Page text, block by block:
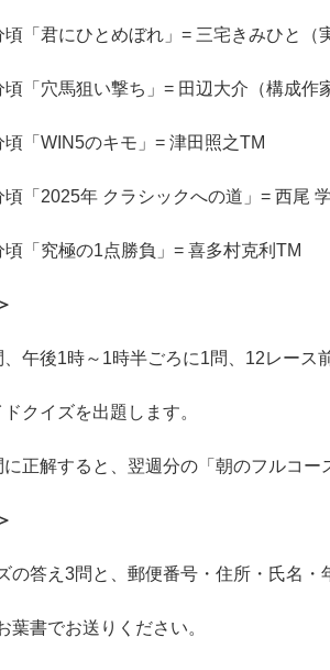
頃「君にひとめぼれ」= 三宅きみひと（
頃「穴馬狙い撃ち」= 田辺大介（構成作
頃「WIN5のキモ」= 津田照之TM
頃「2025年 クラシックへの道」= 西尾
頃「究極の1点勝負」= 喜多村克利TM
午後1時～1時半ごろに1問、12レース
クイズを出題します。
正解すると、翌週分の「朝のフルコー
の答え3問と、郵便番号・住所・氏名・
葉書でお送りください。